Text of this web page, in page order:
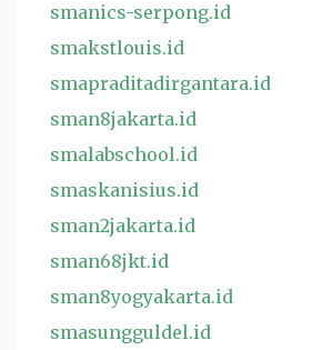
smanics-serpong.id
smakstlouis.id
smapraditadirgantara.id
sman8jakarta.id
smalabschool.id
smaskanisius.id
sman2jakarta.id
sman68jkt.id
sman8yogyakarta.id
smasungguldel.id